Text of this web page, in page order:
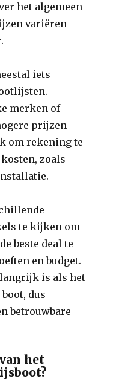
het algemeen
variëren
iets
merken of
prijzen
om rekening te
zoals
te kijken om
beste deal te
en budget.
is als het
dus
betrouwbare
het